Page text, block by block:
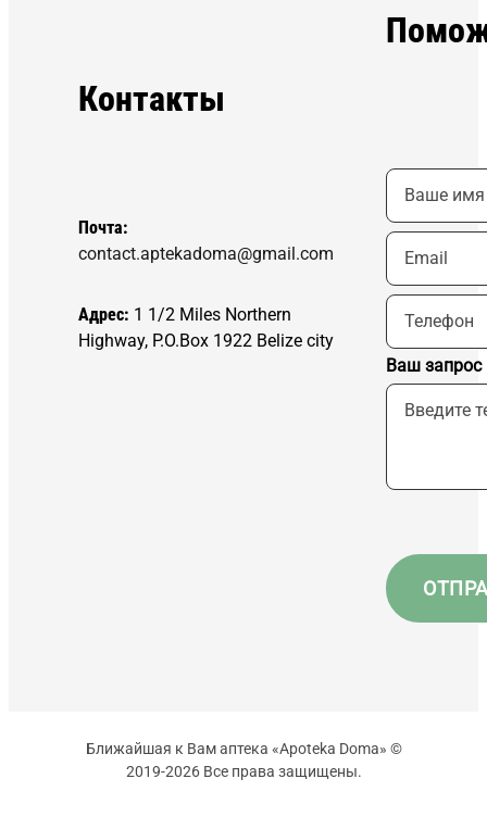
Контакты
Почта:
contact.aptekadoma@gmail.com
Адрес: 1 1/2 Miles Northern
Highway, P.O.Box 1922 Belize city
Ваш запрос
Ближайшая к Вам аптека «Apoteka Doma» ©
2019-2026 Все права защищены.